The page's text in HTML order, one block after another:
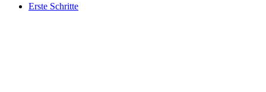
Erste Schritte